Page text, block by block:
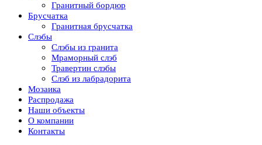
Гранитный бордюр
Брусчатка
Гранитная брусчатка
Слэбы
Слэбы из гранита
Мраморный слэб
Травертин слэбы
Слэб из лабрадорита
Мозаика
Распродажа
Наши объекты
О компании
Контакты